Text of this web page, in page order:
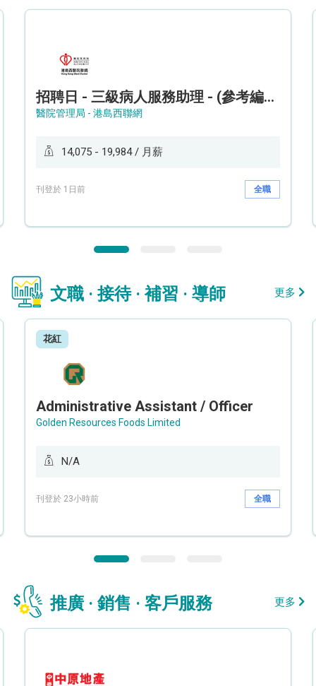
招聘日 - 三級病人服務助理 - (參考編號: HKWCS260107)
醫院管理局 - 港島西聯網
14,075 - 19,984 / 月薪
刊登於 1日前 全職
文職 · 接待 · 補習 · 導師 更多
花紅
Administrative Assistant / Officer
Golden Resources Foods Limited
N/A
刊登於 23小時前 全職
推廣 · 銷售 · 客戶服務 更多